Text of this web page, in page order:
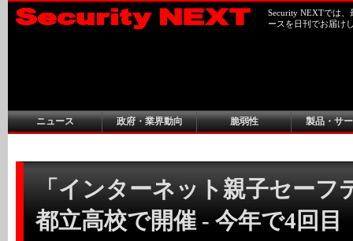
Security NEXTでは
ースを日刊でお届け
ニュース 政府・業界動向 脆弱性 製品・サ
「インターネット親子セーフ
都立高校で開催 - 今年で4回目